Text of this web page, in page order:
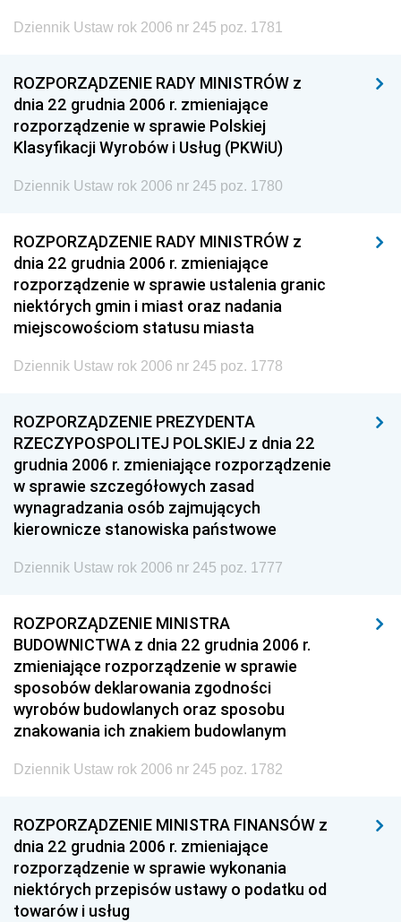
Dziennik Ustaw rok 2006 nr 245 poz. 1781
ROZPORZĄDZENIE RADY MINISTRÓW z
dnia 22 grudnia 2006 r. zmieniające
rozporządzenie w sprawie Polskiej
Klasyfikacji Wyrobów i Usług (PKWiU)
Dziennik Ustaw rok 2006 nr 245 poz. 1780
ROZPORZĄDZENIE RADY MINISTRÓW z
dnia 22 grudnia 2006 r. zmieniające
rozporządzenie w sprawie ustalenia granic
niektórych gmin i miast oraz nadania
miejscowościom statusu miasta
Dziennik Ustaw rok 2006 nr 245 poz. 1778
ROZPORZĄDZENIE PREZYDENTA
RZECZYPOSPOLITEJ POLSKIEJ z dnia 22
grudnia 2006 r. zmieniające rozporządzenie
w sprawie szczegółowych zasad
wynagradzania osób zajmujących
kierownicze stanowiska państwowe
Dziennik Ustaw rok 2006 nr 245 poz. 1777
ROZPORZĄDZENIE MINISTRA
BUDOWNICTWA z dnia 22 grudnia 2006 r.
zmieniające rozporządzenie w sprawie
sposobów deklarowania zgodności
wyrobów budowlanych oraz sposobu
znakowania ich znakiem budowlanym
Dziennik Ustaw rok 2006 nr 245 poz. 1782
ROZPORZĄDZENIE MINISTRA FINANSÓW z
dnia 22 grudnia 2006 r. zmieniające
rozporządzenie w sprawie wykonania
niektórych przepisów ustawy o podatku od
towarów i usług